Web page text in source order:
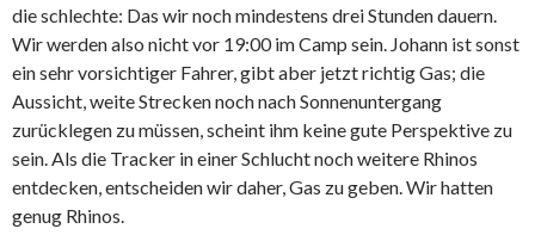
die schlechte: Das wir noch mindestens drei Stunden dauern.
Wir werden also nicht vor 19:00 im Camp sein. Johann ist sonst
ein sehr vorsichtiger Fahrer, gibt aber jetzt richtig Gas; die
Aussicht, weite Strecken noch nach Sonnenuntergang
zurücklegen zu müssen, scheint ihm keine gute Perspektive zu
sein. Als die Tracker in einer Schlucht noch weitere Rhinos
entdecken, entscheiden wir daher, Gas zu geben. Wir hatten
genug Rhinos.